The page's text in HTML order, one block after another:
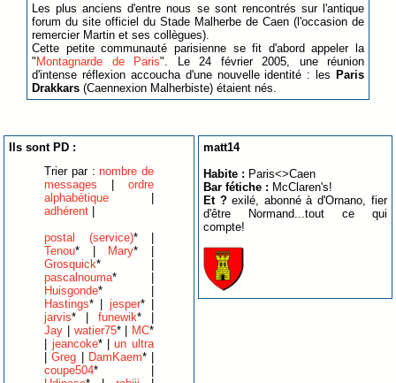
Les plus anciens d'entre nous se sont rencontrés sur l'antique
forum du site officiel du Stade Malherbe de Caen (l'occasion de
remercier Martin et ses collègues).
Cette petite communauté parisienne se fit d'abord appeler la
"Montagnarde de Paris". Le 24 février 2005, une réunion
d'intense réflexion accoucha d'une nouvelle identité : les Paris
Drakkars (Caennexion Malherbiste) étaient nés.
Ils sont PD :
Trier par :nombre de
messages
ordre
alphabétique
adhérent
postal (service)* |
Tenou* | Mary* |
Grosquick* |
pascalnouma* |
Huisgonde* |
Hastings* | jesper* |
jarvis* | funewik* |
Jay
watier75* | MC*
jeancoke* |un ultra
|Greg DamKaem* |
coupe504* |
matt14
Habite : Paris<>Caen
Bar fétiche : McClaren's!
Et ?exilé, abonné à d'Ornano, fier
d'être Normand...tout ce qui
compte!